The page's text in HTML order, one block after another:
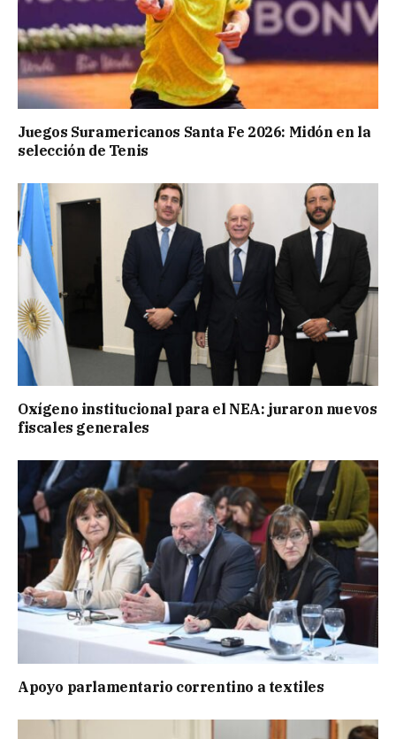
Juegos Suramericanos Santa Fe 2026: Midón en la
selección de Tenis
Oxígeno institucional para el NEA: juraron nuevos
fiscales generales
Apoyo parlamentario correntino a textiles